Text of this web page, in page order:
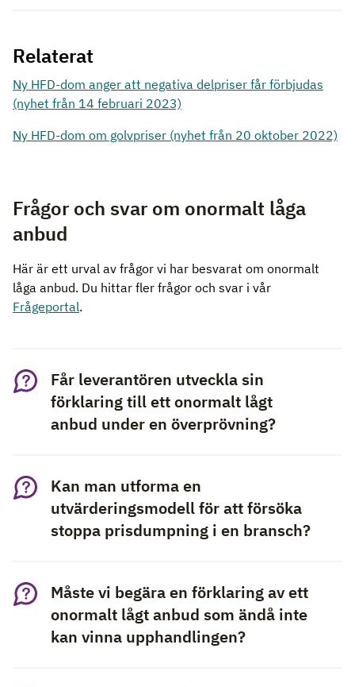
Relaterat
Ny HFD-dom anger att negativa delpriser får förbjudas
(nyhet från 14 februari 2023)
Ny HFD-dom om golvpriser (nyhet från 20 oktober 2022)
Frågor och svar om onormalt låga
anbud
Här är ett urval av frågor vi har besvarat om onormalt
låga anbud. Du hittar fler frågor och svar i vår
Frågeportal.
Får leverantören utveckla sin
förklaring till ett onormalt lågt
anbud under en överprövning?
Kan man utforma en
utvärderingsmodell för att försöka
stoppa prisdumpning i en bransch?
Måste vi begära en förklaring av ett
onormalt lågt anbud som ändå inte
kan vinna upphandlingen?